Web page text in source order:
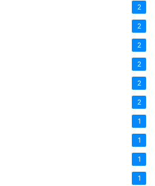
2
2
2
2
2
2
1
1
1
1